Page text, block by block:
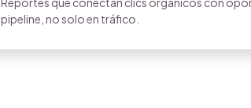
pipeline, no solo en tráfico.